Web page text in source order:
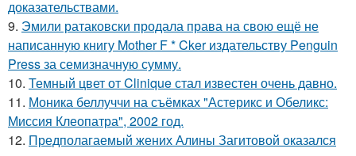
доказательствами.
9. Эмили ратаковски продала права на свою ещё не
написанную книгу Mother F * Cker издательству Penguin
Press за семизначную сумму.
10. Темный цвет от Clinique стал известен очень давно.
11. Моника беллуччи на съёмках "Астерикс и Обеликс:
Миссия Клеопатра", 2002 год.
12. Предполагаемый жених Алины Загитовой оказался